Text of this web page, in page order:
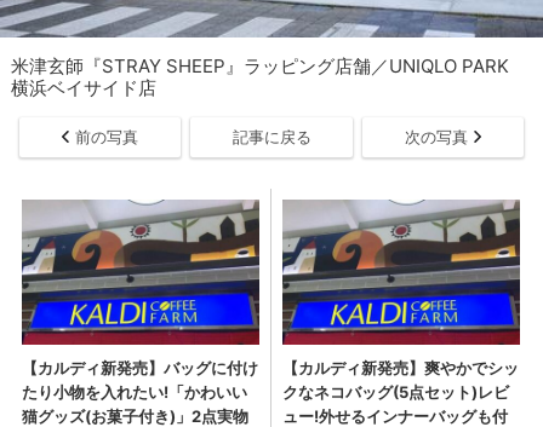
米津玄師『STRAY SHEEP』ラッピング店舗／UNIQLO PARK
横浜ベイサイド店
前の写真 記事に戻る 次の写真